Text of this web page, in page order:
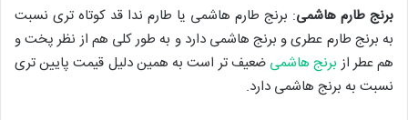
برنج طارم هاشمی: برنج طارم هاشمی یا طارم ندا قد کوتاه تری نسبت
به برنج طارم عطری و برنج هاشمی دارد و به طور کلی هم از نظر پخت و
هم عطر از برنج هاشمی ضعیف تر است به همین دلیل قیمت پایین تری
نسبت به برنج هاشمی دارد.